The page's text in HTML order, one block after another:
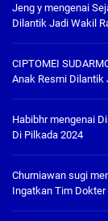
Jeng y mengenai
Dilantik Jadi Wakil
CIPTOMEI
Anak Resmi Dilantik
Habibhrmengenai
Di Pilkada 2024
Churniawan sugi
Ingatkan Tim